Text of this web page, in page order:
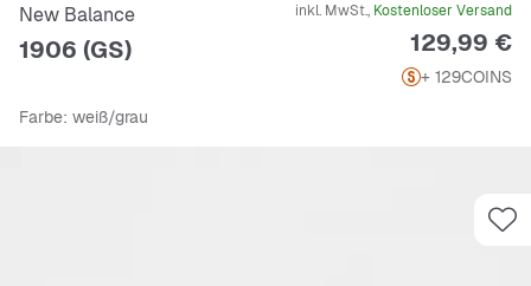
New Balance
1906 (GS)
inkl. MwSt., Kostenloser Versand
Preis
129,99 €
+ 129COINS
Farbe: weiß/grau